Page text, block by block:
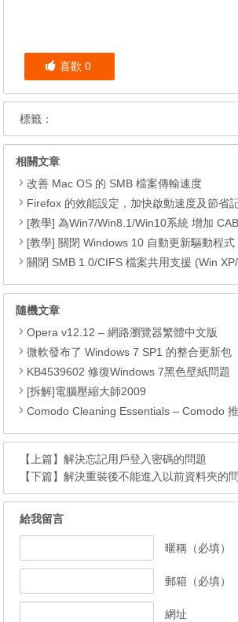
喜歡 0
標籤：
相關文章
改善 Mac OS 的 SMB 檔案傳輸速度
Firefox 的效能設定，加快啟動速度及節省
[教學] 為Win7/Win8.1/Win10系統 增加 CAB
[教學] 關閉 Windows 10 自動更新驅動程式
關閉 SMB 1.0/CIFS 檔案共用支援 (Win
隨機文章
Opera v12.12 – 網路瀏覽器繁體中文版
微軟發布了 Windows 7 SP1 的整合更新包
KB4539602 修復Windows 7黑色壁紙問題
[拆解]電腦壓縮大師2009
Comodo Cleaning Essentials – Comodo 推出
【上篇】解決忘記用戶登入密碼的問題
【下篇】解決重裝後不能進入以前資料夾的
給我留言
暱稱（必填）
郵箱（必填）
網址